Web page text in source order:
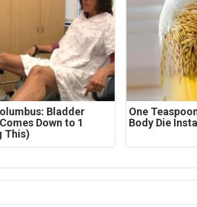
Bladder
Down to 1
This)
One
Body Die